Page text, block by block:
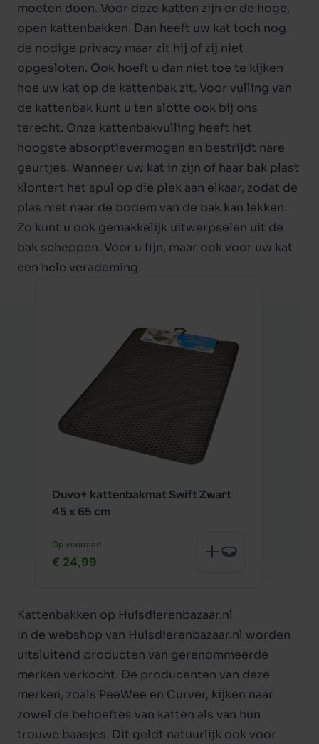
moeten doen. Voor deze katten zijn er de hoge,
open kattenbakken. Dan heeft uw kat toch nog
de nodige privacy maar zit hij of zij niet
opgesloten. Ook hoeft u dan niet toe te kijken
hoe uw kat op de kattenbak zit. Voor vulling van
de kattenbak kunt u ten slotte ook bij ons
terecht. Onze kattenbakvulling heeft het
hoogste absorptievermogen en bestrijdt nare
geurtjes. Wanneer uw kat in zijn of haar bak plast
klontert het spul op die plek aan elkaar, zodat de
plas niet naar de bodem van de bak kan lekken.
Zo kunt u ook gemakkelijk uitwerpselen uit de
bak scheppen. Voor u fijn, maar ook voor uw kat
een hele verademing.
Duvo+ kattenbakmat Swift Zwart
45 x 65 cm
Op voorraad
€ 24,99
Kattenbakken op Huisdierenbazaar.nl
In de webshop van Huisdierenbazaar.nl worden
uitsluitend producten van gerenommeerde
merken verkocht. De producenten van deze
merken, zoals PeeWee en Curver, kijken naar
zowel de behoeftes van katten als van hun
trouwe baasjes. Dit geldt natuurlijk ook voor